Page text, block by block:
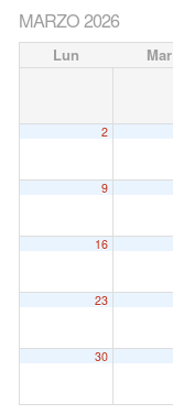
MARZO 2026
Lun Mar
2
9
16
23
30